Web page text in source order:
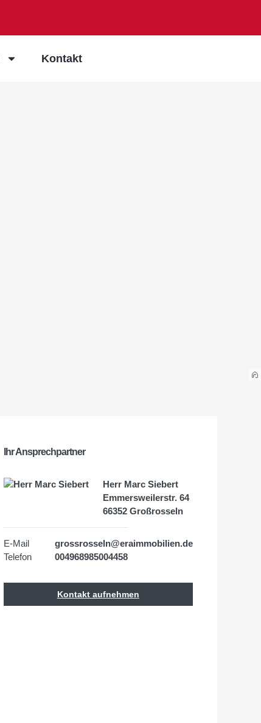
Kontakt
Ihr Ansprechpartner
Herr Marc Siebert
Emmersweilerstr. 64
66352 Großrosseln
E-Mail
grossrosseln@eraimmobilien.de
Telefon
004968985004458
Kontakt aufnehmen